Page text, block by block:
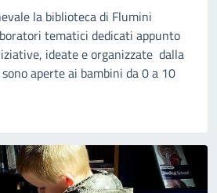
la biblioteca di Flumini
tematici dedicati appunto
ideate e organizzate dalla
aperte ai bambini da 0 a 10